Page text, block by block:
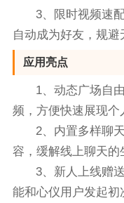
3、限时视频速
自动成为好友，规避
应用亮点
1、动态广场自
频，方便快速展现个
2、内置多样聊
容，缓解线上聊天的
3、新人上线赠
能和心仪用户发起初